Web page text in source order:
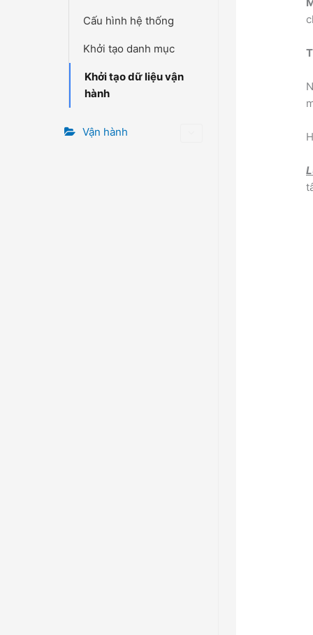
Cấu hình hệ thống
Khởi tạo danh mục
Khởi tạo dữ liệu vận
hành
Vận hành